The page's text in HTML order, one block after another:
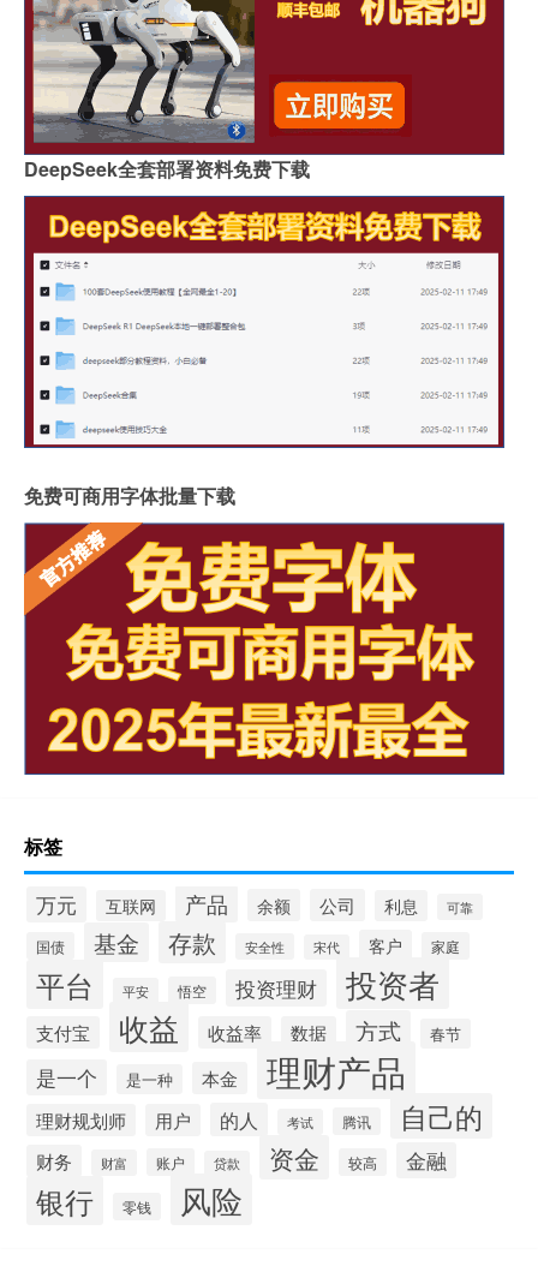
DeepSeek全套部署资料免费下载
免费可商用字体批量下载
标签
万元 互联网 产品 余额 公司 利息 可靠
国债 基金 存款 安全性 宋代 客户 家庭
平台 平安 悟空 投资理财 投资者
支付宝 收益 收益率 数据 方式 春节
是一个 是一种 本金 理财产品
理财规划师 用户 的人 考试 腾讯 自己的
财务 财富 账户 贷款 资金 较高 金融
银行 零钱 风险